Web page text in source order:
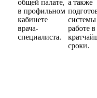
общей палате,
в профильном
кабинете
врача-
специалиста.
а также
работе в
сроки.